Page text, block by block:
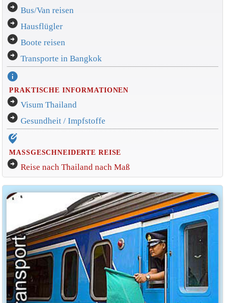
arrow_circle_right Bus/Van reisen
arrow_circle_right Hausflügler
arrow_circle_right Boote reisen
arrow_circle_right Transporte in Bangkok
info
PRAKTISCHE INFORMATIONEN
arrow_circle_right Visum Thailand
arrow_circle_right Gesundheit / Impfstoffe
edit_location_alt
MASSGESCHNEIDERTE REISE
arrow_circle_right Reise nach Thailand nach Maß